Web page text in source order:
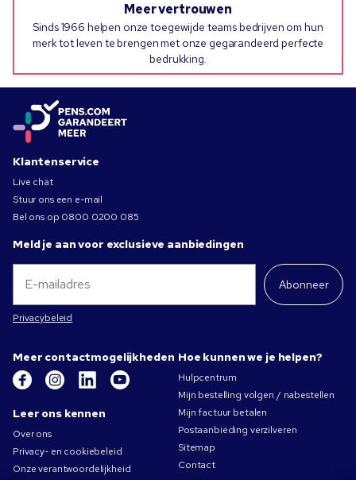
Meer vertrouwen
Sinds 1966 helpen onze toegewijde teams bedrijven om hun
merk tot leven te brengen met onze gegarandeerd perfecte
bedrukking.
Klantenservice
Live chat
Stuur ons een e-mail
Bel ons op 0800 0200 085
Meld je aan voor exclusieve aanbiedingen
Abonneer
Privacybeleid
Meer contactmogelijkheden
Leer ons kennen
Over ons
Privacy- en cookiebeleid
Onze verantwoordelijkheid
Hoe kunnen we je helpen?
Hulpcentrum
Mijn bestelling volgen / nabestellen
Mijn factuur betalen
Postaanbieding verzilveren
Sitemap
Contact